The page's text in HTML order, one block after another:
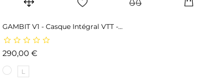
GAMBIT V1 - Casque Intégral VTT -...
290,00 €
L